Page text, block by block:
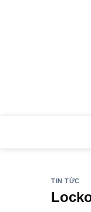
TIN TỨC